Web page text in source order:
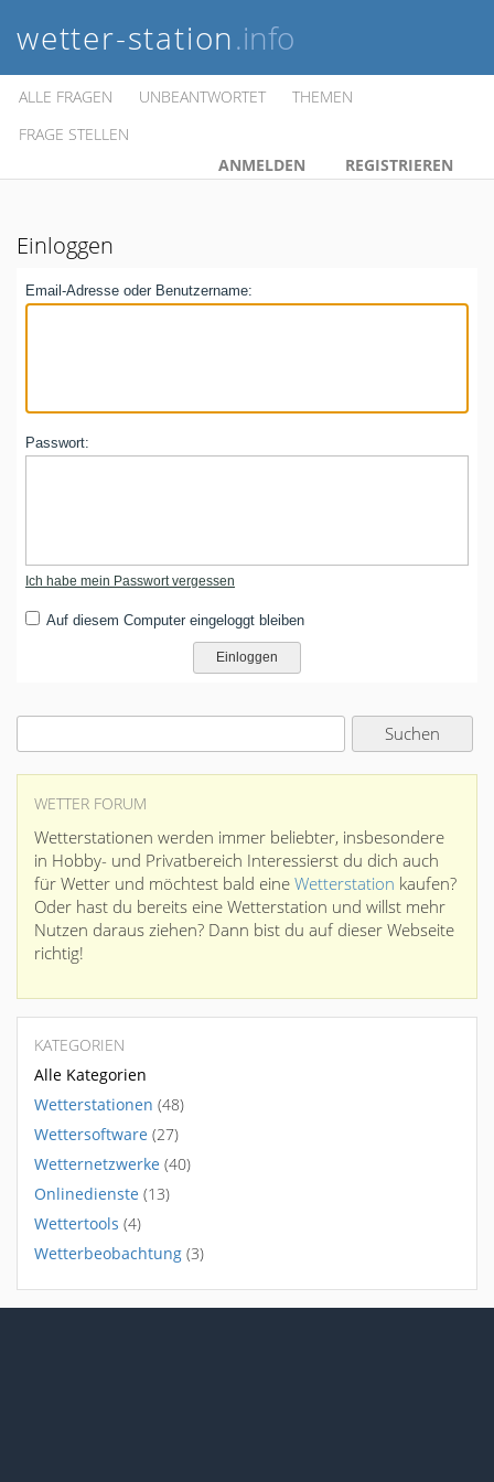
wetter-station.info
ALLE FRAGEN UNBEANTWORTET
THEMEN
FRAGE STELLEN
ANMELDEN
REGISTRIEREN
Einloggen
Email-Adresse oder Benutzername:
Passwort:
Ich habe mein Passwort vergessen
Auf diesem Computer eingeloggt bleiben
WETTER FORUM
Wetterstationen werden immer beliebter, insbesondere
in Hobby- und Privatbereich Interessierst du dich auch
für Wetter und möchtest bald eine Wetterstation kaufen?
Oder hast du bereits eine Wetterstation und willst mehr
Nutzen daraus ziehen? Dann bist du auf dieser Webseite
richtig!
KATEGORIEN
Alle Kategorien
Wetterstationen (48)
Wettersoftware (27)
Wetternetzwerke (40)
Onlinedienste (13)
Wettertools (4)
Wetterbeobachtung (3)